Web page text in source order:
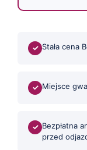
✓ Stała cena
✓ Miejsce
✓ Bezpłatna
przed